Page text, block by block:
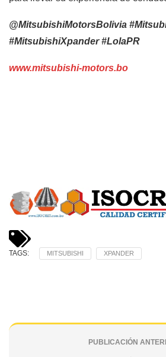
@MitsubishiMotorsBolivia
#MitsubishiXpander #LolaPR
www.mitsubishi-motors.bo
TAGS: MITSUBISHI XPANDER
PUBLICACIÓN